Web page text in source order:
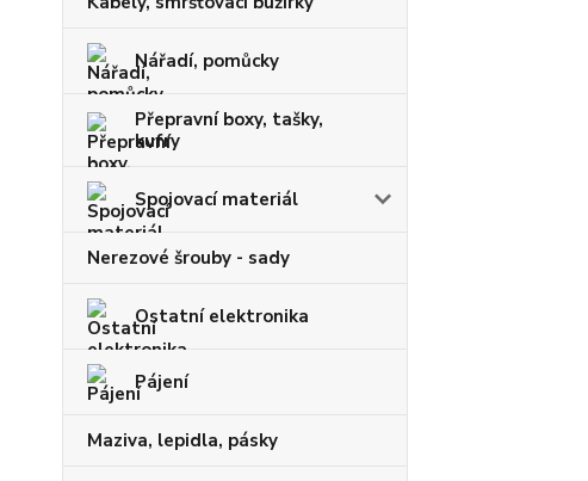
Nářadí, pomůcky
Přepravní boxy, tašky,
kufry
Spojovací materiál
Nerezové šrouby - sady
Ostatní elektronika
Pájení
Maziva, lepidla, pásky